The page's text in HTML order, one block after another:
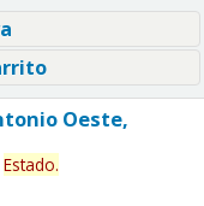
Oeste,
Estado.